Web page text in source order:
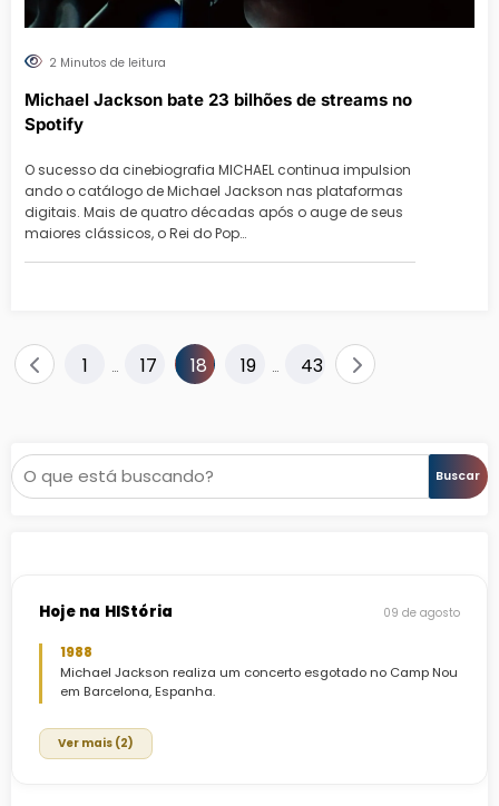
2 Minutos de leitura
Michael Jackson bate 23 bilhões de streams no
Spotify
O sucesso da cinebiografia MICHAEL continua impulsion
ando o catálogo de Michael Jackson nas plataformas
digitais. Mais de quatro décadas após o auge de seus
maiores clássicos, o Rei do Pop…
Paginação
1 … 17 18 19 … 43
Pesquisar Buscar
Hoje na HIStória 09 de agosto
1988
Michael Jackson realiza um concerto esgotado no Camp Nou
em Barcelona, Espanha.
Ver mais (2)